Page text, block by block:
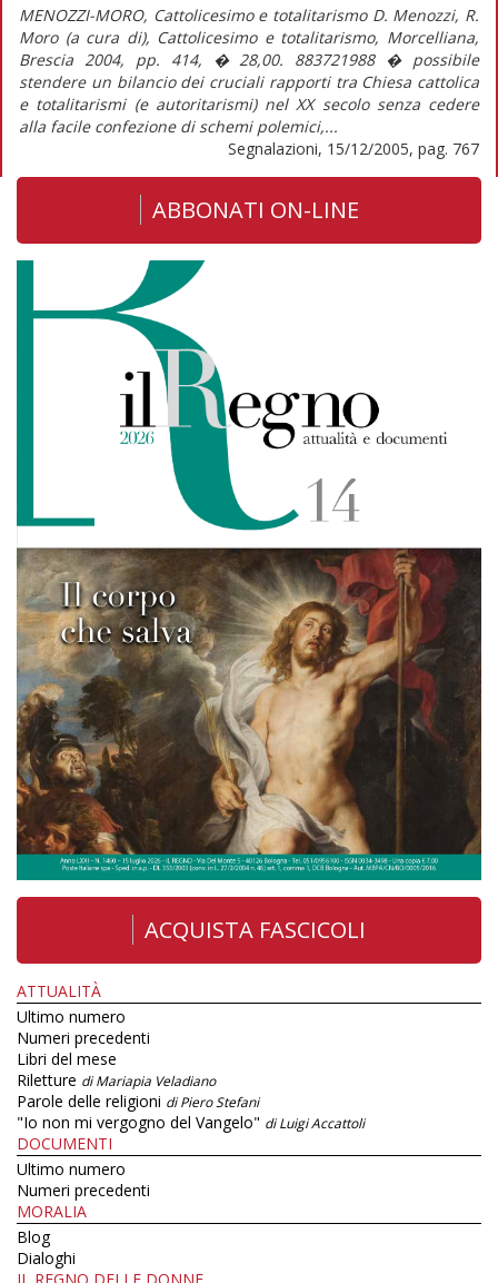
MENOZZI-MORO, Cattolicesimo e totalitarismo D. Menozzi, R.
Moro (a cura di), Cattolicesimo e totalitarismo, Morcelliana,
Brescia 2004, pp. 414, � 28,00. 883721988 � possibile
stendere un bilancio dei cruciali rapporti tra Chiesa cattolica
e totalitarismi (e autoritarismi) nel XX secolo senza cedere
alla facile confezione di schemi polemici,...
Segnalazioni, 15/12/2005, pag. 767
ABBONATI ON-LINE
ACQUISTA FASCICOLI
ATTUALITÀ
Ultimo numero
Numeri precedenti
Libri del mese
Riletture di Mariapia Veladiano
Parole delle religioni di Piero Stefani
"Io non mi vergogno del Vangelo" di Luigi Accattoli
DOCUMENTI
Ultimo numero
Numeri precedenti
MORALIA
Blog
Dialoghi